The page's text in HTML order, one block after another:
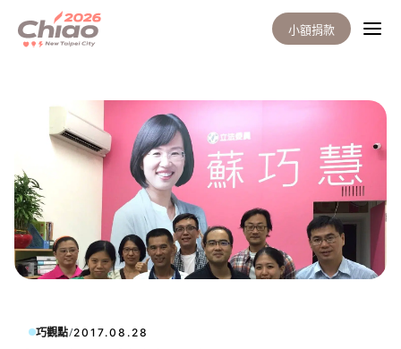
小額捐款
巧觀點/2017.08.28